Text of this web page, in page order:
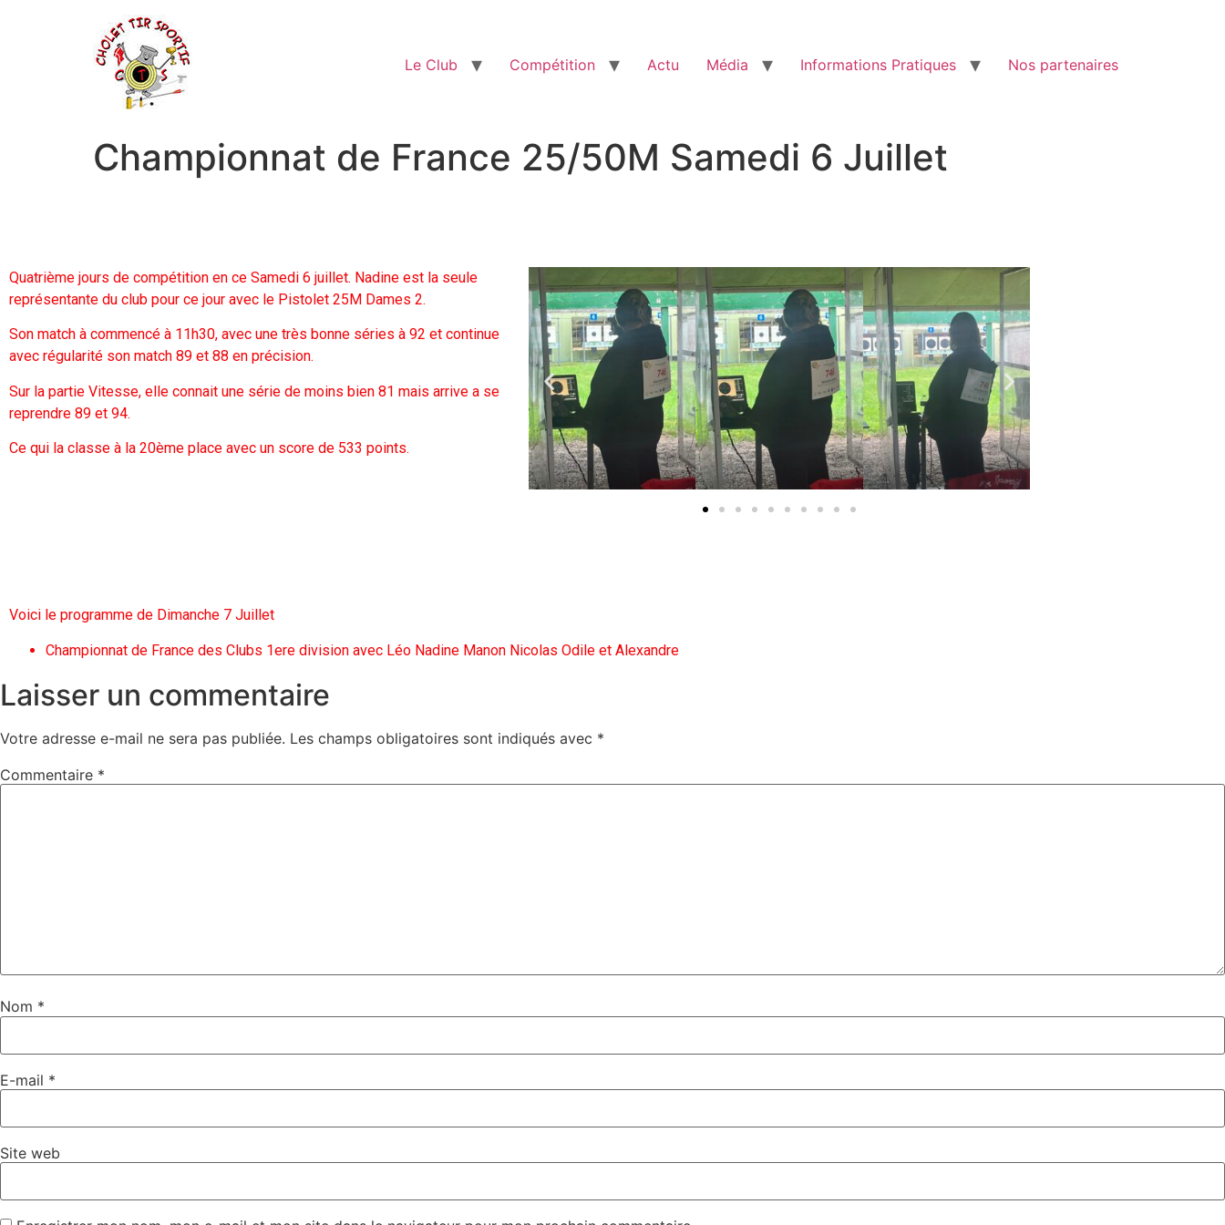
Le Club Compétition Actu Média Informations Pratiques Nos partenaires
Championnat de France 25/50M Samedi 6 Juillet
Quatrième jours de compétition en ce Samedi 6 juillet. Nadine est la seule
représentante du club pour ce jour avec le Pistolet 25M Dames 2.
Son match à commencé à 11h30, avec une très bonne séries à 92 et continue
avec régularité son match 89 et 88 en précision.
Sur la partie Vitesse, elle connait une série de moins bien 81 mais arrive a se
reprendre 89 et 94.
Ce qui la classe à la 20ème place avec un score de 533 points.
Voici le programme de Dimanche 7 Juillet
Championnat de France des Clubs 1ere division avec Léo Nadine Manon Nicolas Odile et Alexandre
Laisser un commentaire
Votre adresse e-mail ne sera pas publiée. Les champs obligatoires sont indiqués avec *
Commentaire *
Nom *
E-mail *
Site web